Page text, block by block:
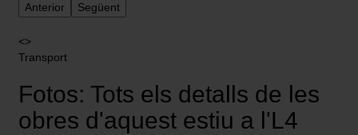
Anterior Següent
<>
Transport
Fotos: Tots els detalls de les
obres d'aquest estiu a l'L4